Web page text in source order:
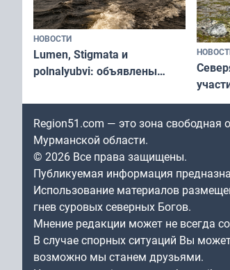
НОВОСТИ
Lumen, Stigmata и
polnalyubvi: объявлены
«Имандра» в 2026 года
по
Region51.com — это зона свободная
Мурманской области.
© 2026 Все права защищены.
Публикуемая информация
Использование материалов
гнев суровых северных Богов.
Мнение редакции может не всегда
В случае спорных ситуаций Вы
возможно мы станем друзьями.